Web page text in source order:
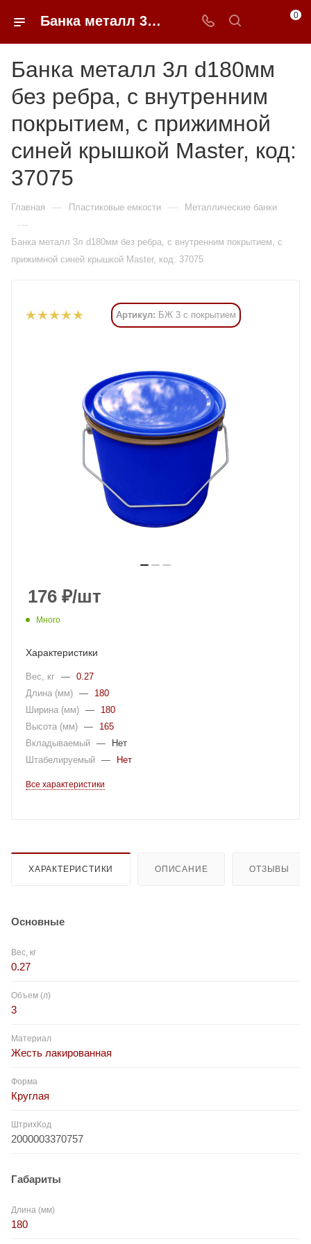
Банка металл 3л d180мм без ребра, с внутренним покрытием, с прижимной синей крышкой Master, код: 37075 купить в Москве от 176 ₽ - 0FFER 0
Банка металл 3л d180мм
без ребра, с внутренним
покрытием, с прижимной
синей крышкой Master, код:
37075
Главная — Пластиковые емкости — Металлические банки
—
Банка металл 3л d180мм без ребра, с внутренним покрытием, с
прижимной синей крышкой Master, код: 37075
Артикул: БЖ 3 с покрытием
176 ₽/шт
Много
Характеристики
Вес, кг — 0.27
Длина (мм) —
180
Ширина (мм) —
180
Высота (мм) —
165
Вкладываемый —
Нет
Штабелируемый — Нет
Все характеристики
ХАРАКТЕРИСТИКИ ОПИСАНИЕ ОТЗЫВЫ
Основные
Вес, кг
0.27
Объем (л)
3
Материал
Жесть лакированная
Форма
Круглая
ШтрихКод
2000003370757
Габариты
Длина (мм)
180